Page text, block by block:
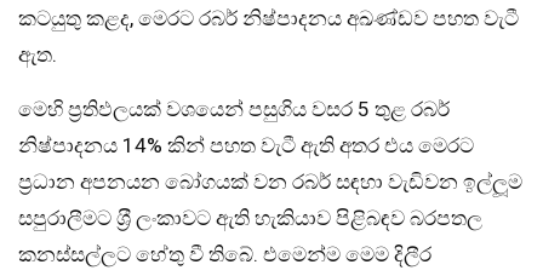
කටයුතු කළද, මෙරට රබර් නිෂ්පාදනය අඛණ්ඩව පහත වැටී
ඇත.
මෙහි ප‍්‍රතිඵලයක් වශයෙන් පසුගිය වසර 5 තුළ රබර්
නිෂ්පාදනය 14% කින් පහත වැටී ඇති අතර එය මෙරට
ප‍්‍රධාන අපනයන බෝගයක් වන රබර් සඳහා වැඩිවන ඉල්ලූම
සපුරාලීමට ශ‍්‍රී ලංකාවට ඇති හැකියාව පිළිබඳව බරපතල
කනස්සල්ලට හේතු වී තිබේ. එමෙන්ම මෙම දිලීර